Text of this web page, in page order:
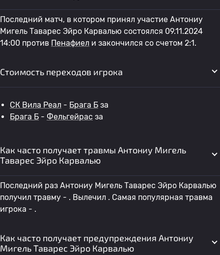
Последний матч, в котором принял участие Антониу
Мигель Таварес Эйро Карвалью состоялся 09.11.2024
14:00 против Пенафиел и закончился со счетом 2:1.
Стоимость переходов игрока
СК Вила Реал - Брага Б за
Брага Б - Фельгейрас за
Как часто получает травмы Антониу Мигель
Таварес Эйро Карвалью
Последний раз Антониу Мигель Таварес Эйро Карвалью
получил травму - . Вылечил . Самая популярная травма
игрока - .
Как часто получает предупреждения Антониу
Мигель Таварес Эйро Карвалью